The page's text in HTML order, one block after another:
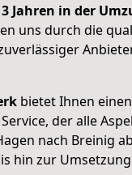
Jahren in der
uns durch die
bietet Ihnen einen
der alle
nach Breinig
hin zur